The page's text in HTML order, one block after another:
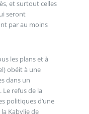
et surtout celles
seront
par au moins
les plans et à
obéit à une
dans un
refus de la
politiques d’une
Kabylie de